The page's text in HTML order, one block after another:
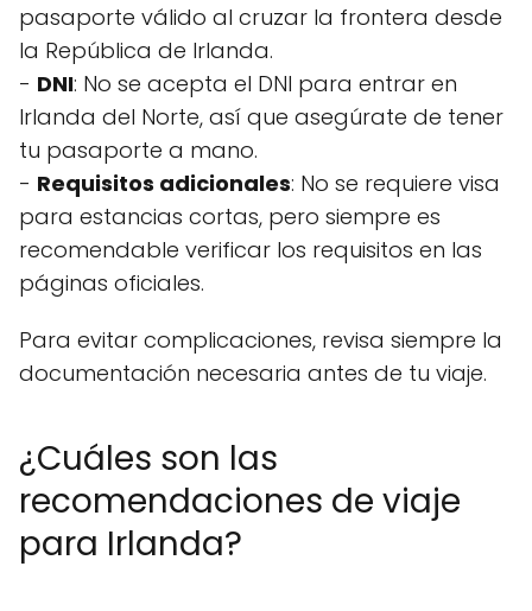
pasaporte válido al cruzar la frontera desde
la República de Irlanda.
- DNI: No se acepta el DNI para entrar en
Irlanda del Norte, así que asegúrate de tener
tu pasaporte a mano.
- Requisitos adicionales: No se requiere visa
para estancias cortas, pero siempre es
recomendable verificar los requisitos en las
páginas oficiales.
Para evitar complicaciones, revisa siempre la
documentación necesaria antes de tu viaje.
¿Cuáles son las
recomendaciones de viaje
para Irlanda?